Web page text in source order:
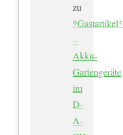
zu
*Gastartikel*
–
Akku-
Gartengeräte
im
D-
A-